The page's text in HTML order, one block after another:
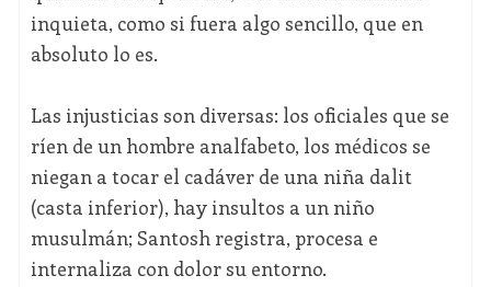
inquieta, como si fuera algo sencillo, que en
absoluto lo es.
Las injusticias son diversas: los oficiales que se
ríen de un hombre analfabeto, los médicos se
niegan a tocar el cadáver de una niña dalit
(casta inferior), hay insultos a un niño
musulmán; Santosh registra, procesa e
internaliza con dolor su entorno.